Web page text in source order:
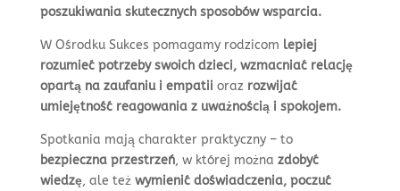
poszukiwania skutecznych sposobów wsparcia.
W Ośrodku Sukces pomagamy rodzicom lepiej
rozumieć potrzeby swoich dzieci, wzmacniać relację
opartą na zaufaniu i empatii oraz rozwijać
umiejętność reagowania z uważnością i spokojem.
Spotkania mają charakter praktyczny – to
bezpieczna przestrzeń, w której można zdobyć
wiedzę, ale też wymienić doświadczenia, poczuć